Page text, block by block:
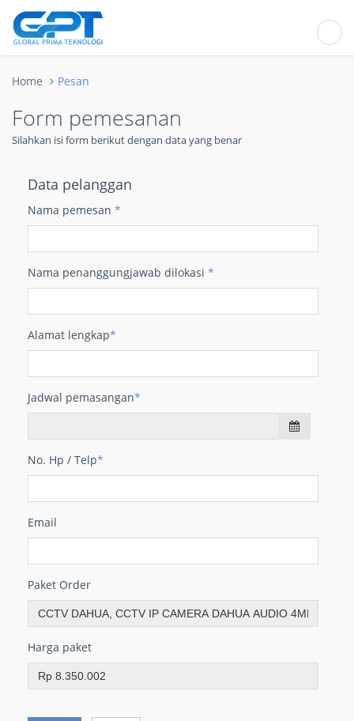
Home Pesan
Form pemesanan
Silahkan isi form berikut dengan data yang benar
Data pelanggan
Nama pemesan *
Nama penanggungjawab dilokasi *
Alamat lengkap*
Jadwal pemasangan*
No. Hp / Telp*
Email
Paket Order
Harga paket